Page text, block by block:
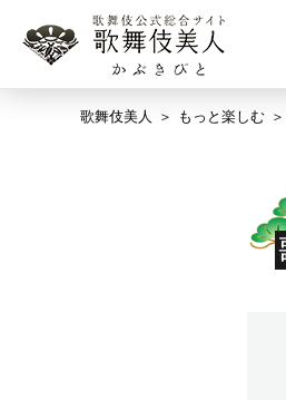
歌舞伎美人 もっと楽しむ